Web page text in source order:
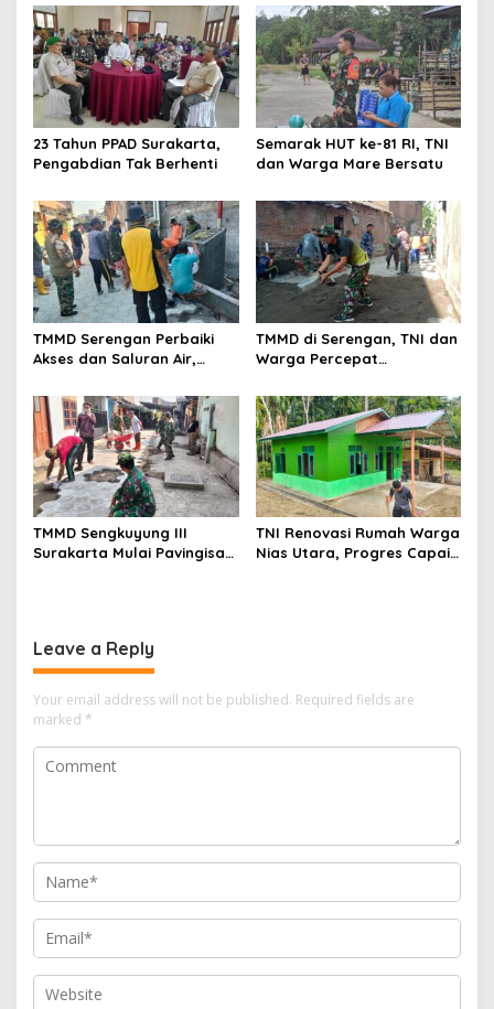
23 Tahun PPAD Surakarta,
Pengabdian Tak Berhenti
Semarak HUT ke-81 RI, TNI
dan Warga Mare Bersatu
TMMD Serengan Perbaiki
Akses dan Saluran Air,
TMMD di Serengan, TNI dan
Warga Percepat
TMMD Sengkuyung III
Surakarta Mulai Pavingisasi
TNI Renovasi Rumah Warga
Nias Utara, Progres Capai
Leave a Reply
Your email address will not be published. Required fields are
marked *